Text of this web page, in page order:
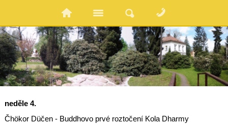
neděle 4.
Čhökor Düčen - Buddhovo prvé roztočení Kola Dharmy